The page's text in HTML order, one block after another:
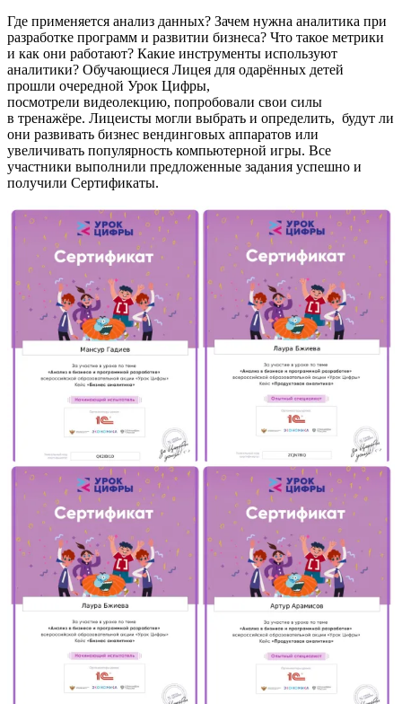
Где применяется анализ данных? Зачем нужна аналитика при
разработке программ и развитии бизнеса? Что такое метрики
и как они работают? Какие инструменты используют
аналитики? Обучающиеся Лицея для одарённых детей
прошли очередной Урок Цифры,
посмотрели видеолекцию, попробовали свои силы
в тренажёре. Лицеисты могли выбрать и определить, будут ли
они развивать бизнес вендинговых аппаратов или
увеличивать популярность компьютерной игры. Все
участники выполнили предложенные задания успешно и
получили Сертификаты.